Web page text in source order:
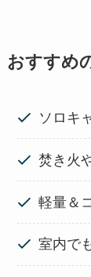
おすすめ
ソロキ
焚き火
軽量＆
室内で